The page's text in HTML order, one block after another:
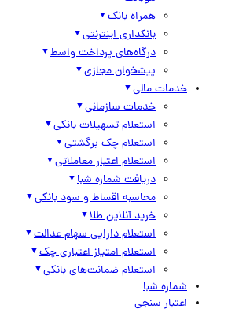
همراه بانک
بانکداری اینترنتی
درگاه‌های پرداخت واسط
پیشخوان مجازی
خدمات مالی
خدمات سازمانی
استعلام تسهیلات بانکی
استعلام چک برگشتی
استعلام اعتبار معاملاتی
دریافت شماره شبا
محاسبه اقساط و سود بانکی
خرید آنلاین طلا
استعلام دارایی سهام عدالت
استعلام امتیاز اعتباری چک
استعلام ضمانت‌های بانکی
شماره شبا
اعتبار سنجی